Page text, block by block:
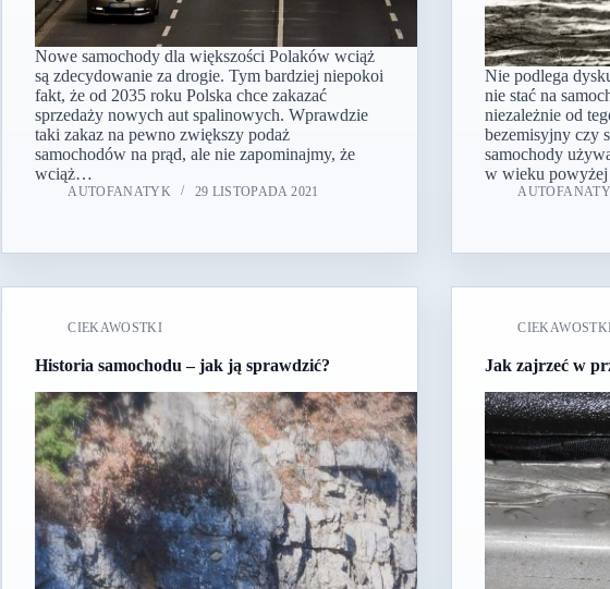
Nowe samochody dla większości Polaków wciąż
są zdecydowanie za drogie. Tym bardziej niepokoi
fakt, że od 2035 roku Polska chce zakazać
sprzedaży nowych aut spalinowych. Wprawdzie
taki zakaz na pewno zwiększy podaż
samochodów na prąd, ale nie zapominajmy, że
wciąż…
AUTOFANATYK 29 LISTOPADA 2021
Nie podlega
nie stać na
niezależnie od
bezemisyjny czy
samochody
w wieku
CIEKAWOSTKI
Historia samochodu – jak ją sprawdzić? Jak zajrzeć w